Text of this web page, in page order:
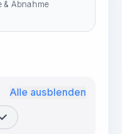
& Abnahme
Alle ausblenden